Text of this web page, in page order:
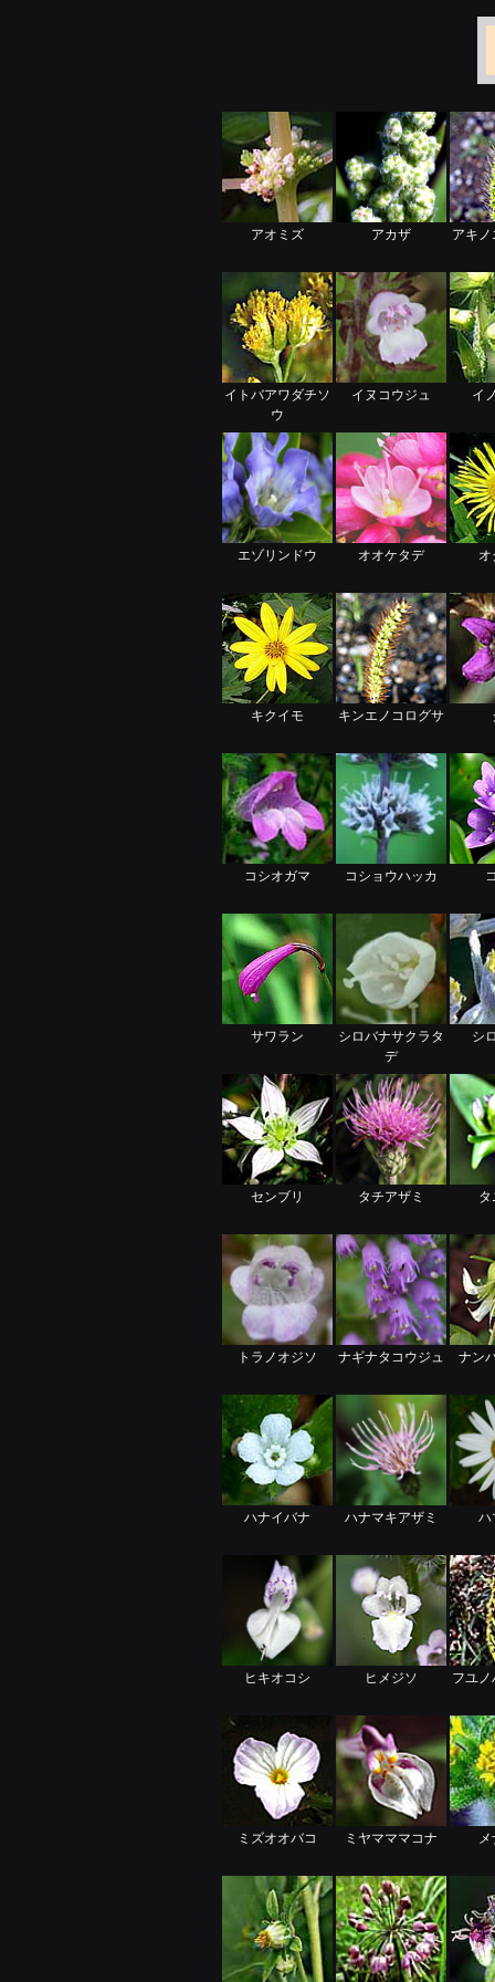
アオミズ アカザ アキ
イトバアワダチソ
ウ
イヌコウジュ イ
エゾリンドウ オオケタデ オ
キクイモ キンエノコログサ
コシオガマ コショウハッカ
サワラン
シロバナサクラタ
デ
シ
センブリ タチアザミ タ
トラノオジソ ナギナタコウジュ ナン
ハナイバナ ハナマキアザミ ハ
ヒキオコシ ヒメジソ フユ
ミズオオバコ ミヤマママコナ